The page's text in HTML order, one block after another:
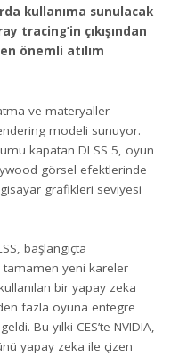
kullanıma sunulacak
tracing’in çıkışından
önemli atılım
ve materyaller
modeli sunuyor.
kapatan DLSS 5, oyun
görsel efektlerinde
grafikleri seviyesi
başlangıçta
tamamen yeni kareler
bir yapay zeka
fazla oyuna entegre
Bu yılki CES’te NVIDIA,
yapay zeka ile çizen